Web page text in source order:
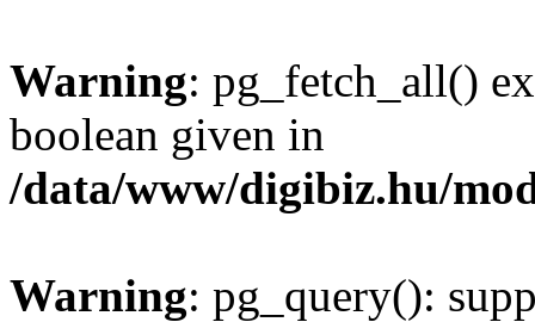
Warning: pg_fetch_all()
boolean given in
/data/www/digibiz.hu/
Warning: pg_query():